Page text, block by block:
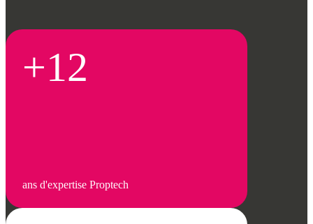
+12
ans d'expertise Proptech